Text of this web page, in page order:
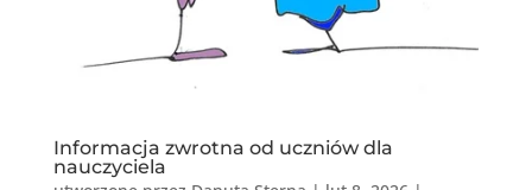
Informacja zwrotna od uczniów dla
nauczyciela